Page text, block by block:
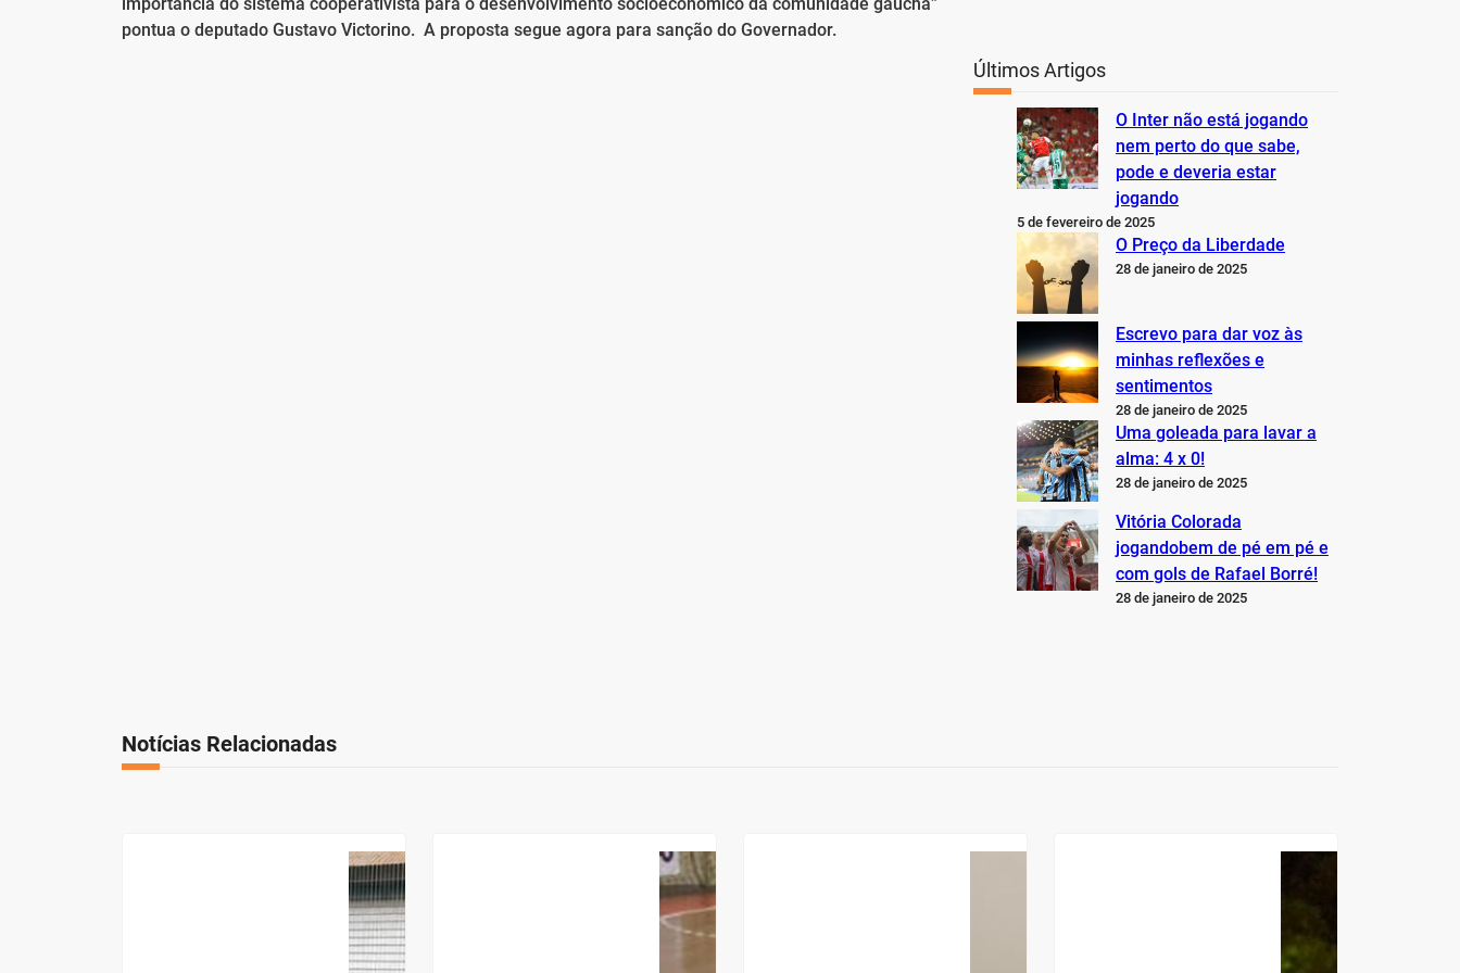
pontua o deputado Gustavo Victorino. A proposta segue agora para sanção do Governador.
Últimos Artigos
O Inter não está jogando
nem perto do que sabe,
pode e deveria estar
jogando
5 de fevereiro de 2025
O Preço da Liberdade
28 de janeiro de 2025
Escrevo para dar voz às
minhas reflexões e
sentimentos
28 de janeiro de 2025
Uma goleada para lavar a
alma: 4 x 0!
28 de janeiro de 2025
Vitória Colorada
jogandobem de pé em pé e
com gols de Rafael Borré!
28 de janeiro de 2025
Notícias Relacionadas